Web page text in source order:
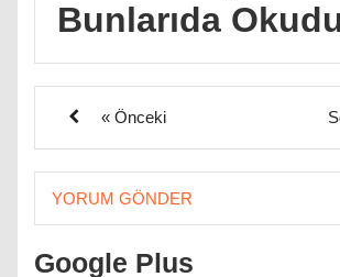
Bunlarıda
« Önceki
YORUM GÖNDER
Google Plus